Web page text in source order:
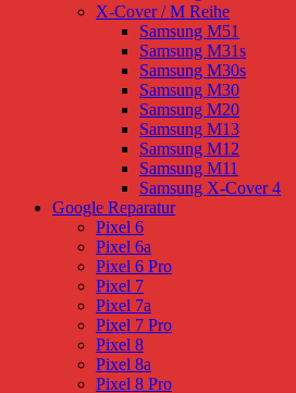
X-Cover / M Reihe
Samsung M51
Samsung M31s
Samsung M30s
Samsung M30
Samsung M20
Samsung M13
Samsung M12
Samsung M11
Samsung X-Cover 4
Google Reparatur
Pixel 6
Pixel 6a
Pixel 6 Pro
Pixel 7
Pixel 7a
Pixel 7 Pro
Pixel 8
Pixel 8a
Pixel 8 Pro